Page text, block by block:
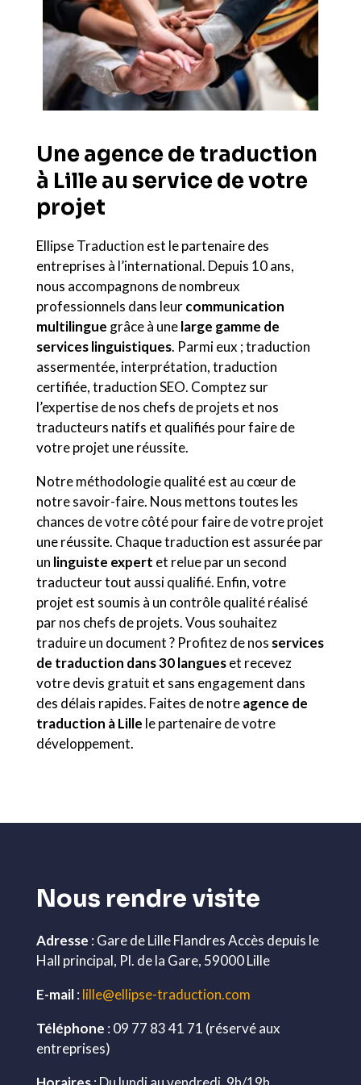
Une agence de traduction
à Lille au service de votre
projet
Ellipse Traduction est le partenaire des
entreprises à l’international. Depuis 10 ans,
nous accompagnons de nombreux
professionnels dans leurcommunication
multilingue grâce à unelarge gamme de
services linguistiques. Parmi eux ; traduction
assermentée, interprétation, traduction
certifiée, traduction SEO. Comptez sur
l’expertise de nos chefs de projets et nos
traducteurs natifs et qualifiés pour faire de
votre projet une réussite.
Notre méthodologie qualité est au cœur de
notre savoir-faire. Nous mettons toutes les
chances de votre côté pour faire de votre projet
une réussite. Chaque traduction est assurée par
un linguiste expert et relue par un second
traducteur tout aussi qualifié. Enfin, votre
projet est soumis à un contrôle qualité réalisé
par nos chefs de projets. Vous souhaitez
traduire un document ? Profitez de nos services
de traduction dans 30 langueset recevez
votre devis gratuit et sans engagement dans
des délais rapides. Faites de notreagence de
traduction à Lille le partenaire de votre
développement.
Nous rendre visite
Adresse : Gare de Lille Flandres Accès depuis le
Hall principal, Pl. de la Gare, 59000 Lille
E-mail: lille@ellipse-traduction.com
Téléphone : 09 77 83 41 71 (réservé aux
entreprises)